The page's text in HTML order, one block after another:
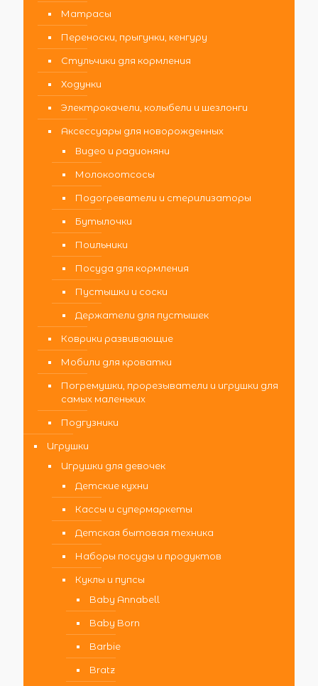
Матрасы
Переноски, прыгунки, кенгуру
Стульчики для кормления
Ходунки
Электрокачели, колыбели и шезлонги
Аксессуары для новорожденных
Видео и радионяни
Молокоотсосы
Подогреватели и стерилизаторы
Бутылочки
Поильники
Посуда для кормления
Пустышки и соски
Держатели для пустышек
Коврики развивающие
Мобили для кроватки
Погремушки, прорезыватели и игрушки для
самых маленьких
Подгузники
Игрушки
Игрушки для девочек
Детские кухни
Кассы и супермаркеты
Детская бытовая техника
Наборы посуды и продуктов
Куклы и пупсы
Baby Annabell
Baby Born
Barbie
Bratz